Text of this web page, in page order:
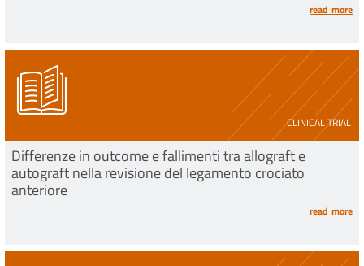
read more
CLINICAL TRIAL
Differenze in outcome e fallimenti tra allograft e
autograft nella revisione del legamento crociato
anteriore
read more